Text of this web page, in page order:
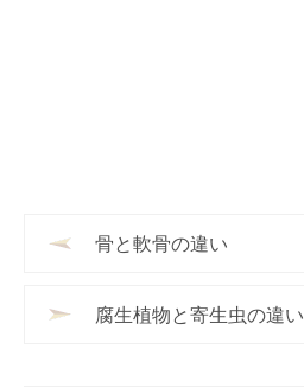
骨と軟骨の違い
腐生植物と寄生虫の違い